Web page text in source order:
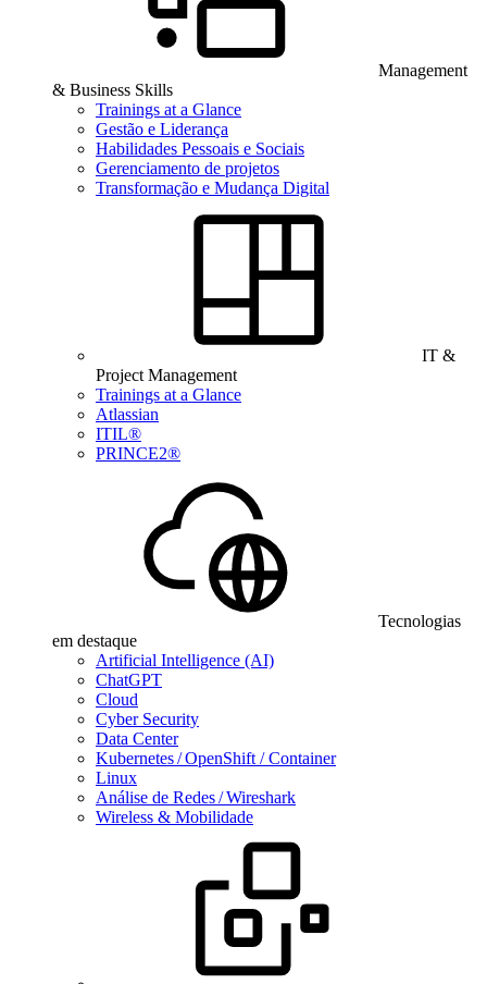
Management
& Business Skills
Trainings at a Glance
Gestão e Liderança
Habilidades Pessoais e Sociais
Gerenciamento de projetos
Transformação e Mudança Digital
IT &
Project Management
Trainings at a Glance
Atlassian
ITIL®
PRINCE2®
Tecnologias
em destaque
Artificial Intelligence (AI)
ChatGPT
Cloud
Cyber Security
Data Center
Kubernetes / OpenShift / Container
Linux
Análise de Redes / Wireshark
Wireless & Mobilidade